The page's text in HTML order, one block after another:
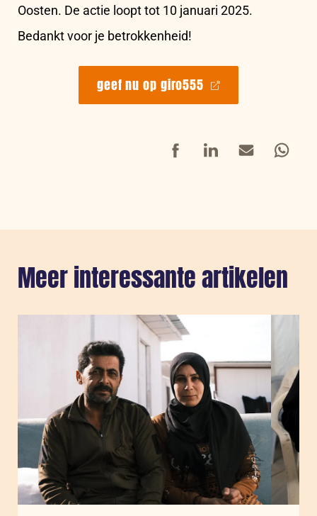
Oosten. De actie loopt tot 10 januari 2025.
Bedankt voor je betrokkenheid!
geef nu op giro555
FacebookLinkedInMail
Meer interessante artikelen
Sla carousel over